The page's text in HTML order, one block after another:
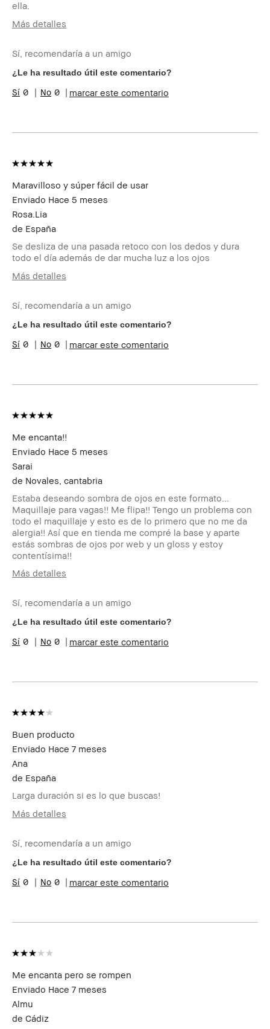
ella.
Más detalles
Tipo de piel
Normal
Tono de piel
Claro - Medio
Preocupaciones de la
piel
¿Recibiste algún
reseña?
No
Brown Club
Club y puedo recibir puntos
Sí, recomendaría a un amigo
¿Le ha resultado útil este comentario?
0 0 marcar este comentario
Maravilloso y súper fácil de usar
Enviado Hace 5 meses
Rosa.lia
de España
Se desliza de una pasada retoco con los dedos y dura
todo el día además de dar mucha luz a los ojos
Más detalles
Tipo de piel
Seca
Tono de piel
Claro - Medio
Preocupaciones de
la piel
Luminosidad Natural, Resultados
incentivo o
esta reseña?
Miembro del Bobbi
Brown Club
Soy miembro del Bobbi Brown
Sí, recomendaría a un amigo
¿Le ha resultado útil este comentario?
0 0 marcar este comentario
Me encanta!!
Enviado Hace 5 meses
Sarai
de Novales, cantabria
Estaba deseando sombra de ojos en este formato...
Maquillaje para vagas!! Me flipa!! Tengo un problema con
todo el maquillaje y esto es de lo primero que no me da
alergia!! Así que en tienda me compré la base y aparte
estás sombras de ojos por web y un gloss y estoy
contentísima!!
Más detalles
Tipo de piel
Grasa
Tono de piel
Claro - Medio
Preocupaciones de la
piel
Resultados Instantáneos
recompensa por esta
Miembro del Bobbi
Brown Club
Sí, recomendaría a un amigo
¿Le ha resultado útil este comentario?
0 0 marcar este comentario
Buen producto
Enviado Hace 7 meses
Ana
de España
Larga duración si es lo que buscas!
Más detalles
Tipo de piel
Normal
¿Recibiste algún
recompensa por esta
No
Sí, recomendaría a un amigo
¿Le ha resultado útil este comentario?
0 0 marcar este comentario
Me encanta pero se rompen
Enviado Hace 7 meses
Almu
de Cádiz